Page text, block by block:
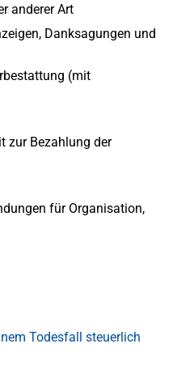
anderer Art
Danksagungen und
(mit
zur Bezahlung der
für Organisation,
Todesfall steuerlich